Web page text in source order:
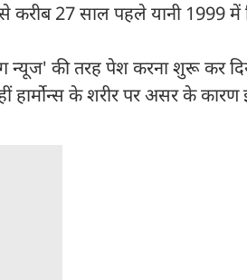
27 साल पहले यानी 1999 में
न्यूज' की तरह पेश करना शुरू कर
हार्मोन्स के शरीर पर असर के